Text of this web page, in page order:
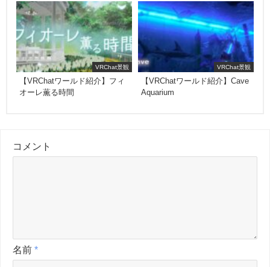
VRChat景観
【VRChatワールド紹介】フィ
オーレ薫る時間
VRChat景観
【VRChatワールド紹介】Cave
Aquarium
コメント
名前 *